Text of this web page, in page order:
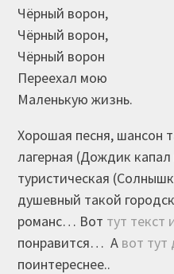
Чёрный ворон,
Чёрный ворон,
Чёрный ворон
Переехал мою
Маленькую жизнь.
Хорошая песня, шансон
лагерная (Дождик
туристическая
душевный такой
романс… Вот тут текст
понравится… А вот тут
поинтереснее..